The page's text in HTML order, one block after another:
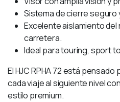
Sistema de cierre seguro
Excelente aislamiento del
carretera.
Ideal para touring, sport
El HJC RPHA 72 está
cada viaje al siguiente nivel
estilo premium.